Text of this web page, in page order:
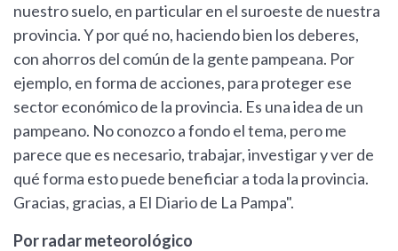
nuestro suelo, en particular en el suroeste de nuestra
provincia. Y por qué no, haciendo bien los deberes,
con ahorros del común de la gente pampeana. Por
ejemplo, en forma de acciones, para proteger ese
sector económico de la provincia. Es una idea de un
pampeano. No conozco a fondo el tema, pero me
parece que es necesario, trabajar, investigar y ver de
qué forma esto puede beneficiar a toda la provincia.
Gracias, gracias, a El Diario de La Pampa".
Por radar meteorológico